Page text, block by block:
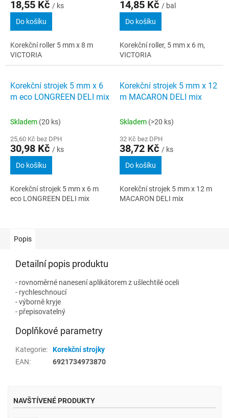
18,55 Kč / ks
Do košíku
Korekční roller 5 mm x 8 m
VICTORIA
14,85 Kč / bal
Do košíku
Korekční roller, 5 mm x 6 m,
VICTORIA
Korekční strojek 5 mm x 6
m eco LONGREEN DELI mix
Skladem (20 ks)
25,60 Kč bez DPH
30,98 Kč / ks
Do košíku
Korekční strojek 5 mm x 6 m
eco LONGREEN DELI mix
Korekční strojek 5 mm x 12
m MACARON DELI mix
Skladem (>20 ks)
32 Kč bez DPH
38,72 Kč / ks
Do košíku
Korekční strojek 5 mm x 12 m
MACARON DELI mix
Popis
Detailní popis produktu
- rovnoměrné nanesení aplikátorem z ušlechtilé oceli
- rychleschnoucí
- výborně kryje
- přepisovatelný
Doplňkové parametry
Kategorie:
Korekční strojky
EAN: 6921734973870
NAVŠTÍVENÉ PRODUKTY